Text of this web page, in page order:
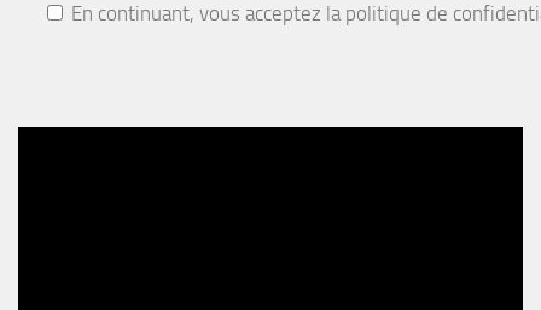
En continuant, vous acceptez la politique de